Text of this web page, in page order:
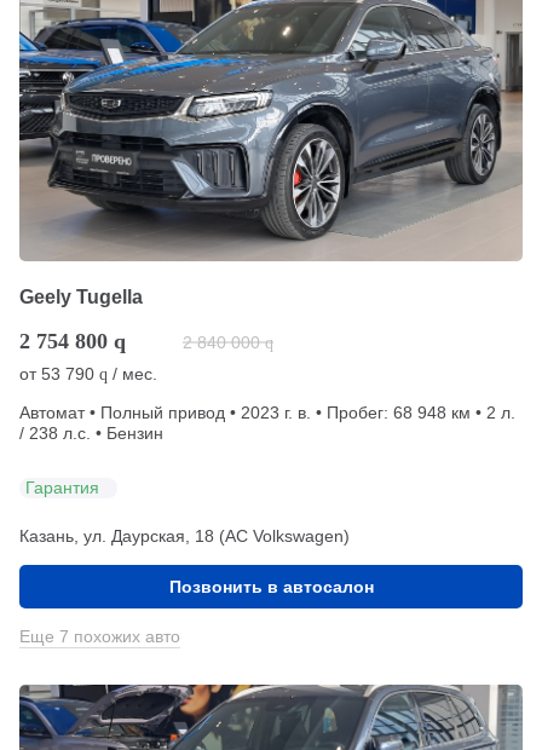
Geely Tugella
2 754 800 q 2 840 000 q
от53 790 q / мес.
Автомат • Полный привод • 2023 г. в. • Пробег: 68 948 км • 2 л.
/ 238 л.с. • Бензин
Гарантия
Казань, ул. Даурская, 18 (АС Volkswagen)
Позвонить в автосалон
Еще 7 похожих авто